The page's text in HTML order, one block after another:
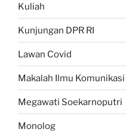
Kuliah
Kunjungan DPR RI
Lawan Covid
Makalah Ilmu Komunikasi
Megawati Soekarnoputri
Monolog